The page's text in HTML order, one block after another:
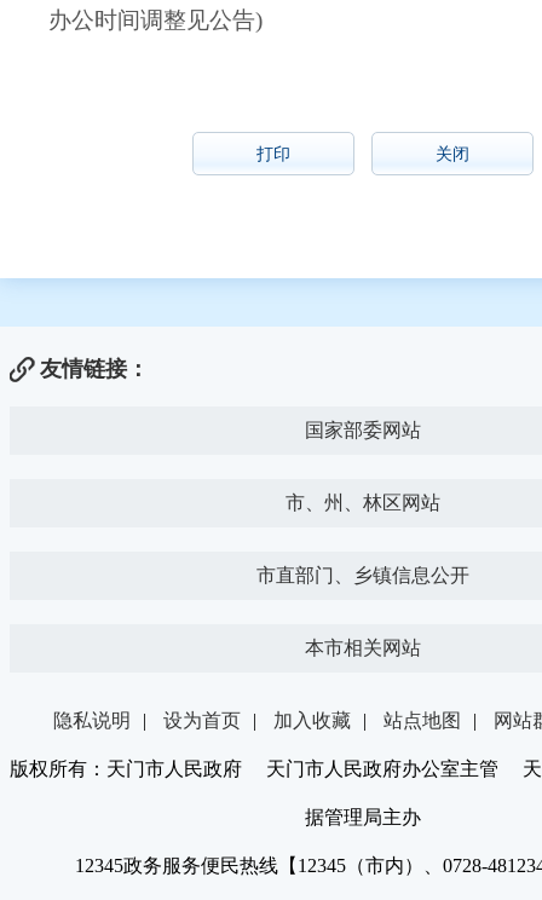
办公时间调整见公告)
打印 关闭
友情链接：
国家部委网站
市、州、林区网站
市直部门、乡镇信息公开
本市相关网站
隐私说明 | 设为首页 | 加入收藏 | 站点地图 | 网站
版权所有：天门市人民政府 天门市人民政府办公室主管 天
据管理局主办
12345政务服务便民热线【12345（市内）、0728-